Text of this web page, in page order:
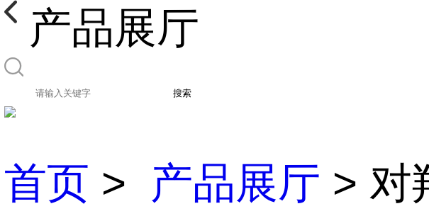
产品展厅
搜索
首页 > 产品展厅 > 对